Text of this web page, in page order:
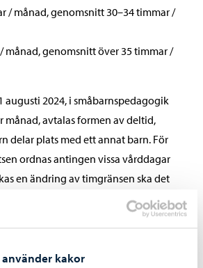
kakor
/ månad, genomsnitt 30–34 timmar /
månad, genomsnitt över 35 timmar /
augusti 2024, i småbarnspedagogik
månad, avtalas formen av deltid,
delar plats med ett annat barn. För
ordnas antingen vissa vårddagar
en ändring av timgränsen ska det
så att nödvändiga